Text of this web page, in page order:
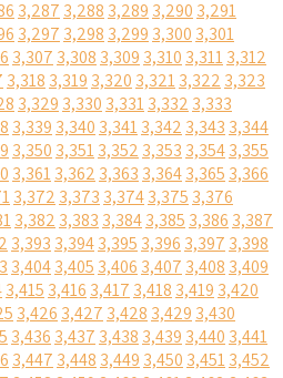
3,287 3,288 3,289 3,290 3,291
3,297 3,298 3,299 3,300 3,301
3,307 3,308 3,309 3,310 3,3113,312
3,318 3,319 3,320 3,3213,322 3,323
3,329 3,330 3,3313,332 3,333
3,339 3,340 3,3413,342 3,343 3,344
3,350 3,3513,352 3,353 3,3543,355
3,3613,362 3,363 3,3643,365 3,366
3,372 3,373 3,3743,375 3,376
3,382 3,383 3,3843,385 3,386 3,387
3,393 3,3943,395 3,396 3,397 3,398
3,4043,405 3,406 3,407 3,408 3,409
3,415 3,416 3,417 3,418 3,419 3,420
3,426 3,427 3,428 3,429 3,430
3,436 3,437 3,438 3,439 3,440 3,441
3,447 3,448 3,449 3,450 3,4513,452